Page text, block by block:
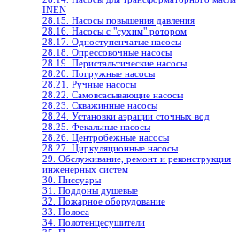
INEN
28.15. Насосы повышения давления
28.16. Насосы с "сухим" ротором
28.17. Одноступенчатые насосы
28.18. Опрессовочные насосы
28.19. Перистальтические насосы
28.20. Погружные насосы
28.21. Ручные насосы
28.22. Самовсасывающие насосы
28.23. Скважинные насосы
28.24. Установки аэрации сточных вод
28.25. Фекальные насосы
28.26. Центробежные насосы
28.27. Циркуляционные насосы
29. Обслуживание, ремонт и реконструкция
инженерных систем
30. Писсуары
31. Поддоны душевые
32. Пожарное оборудование
33. Полоса
34. Полотенцесушители